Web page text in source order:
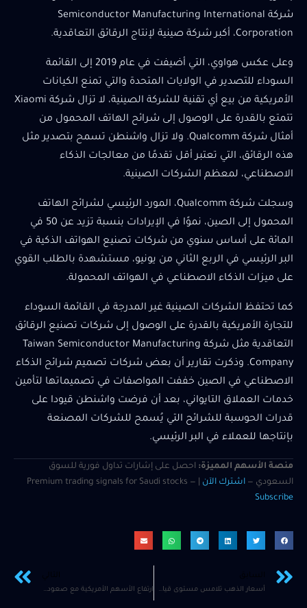
شركة Semiconductor Manufacturing International
Corporation، أكبر شركة صينية لإنتاج الرقائق التعاقدية.
وعلى عكس هواوي، التي أضيفت في عام 2019 إلى القائمة
السوداء للتصدير في الولايات المتحدة والتي تمنع الكيانات
الأمريكية من بيع أي تقنية للشركة الصينية، لا تزال شركة Xiaomi
تتمتع بالقدرة على الوصول إلى شرائح الهاتف المحمول من
أمثال شركة Qualcomm. ولا تزال واشنطن تسمح بتصدير مثل
هذه الرقائق، التي تعتبر أقل تقدمًا من معالجات الذكاء
الاصطناعي، لمعظم الشركات الصينية.
وسجلت شركة Qualcomm، المورد الرئيسي لشرائح الهاتف
المحمول إلى الصين، نموًا في الإيرادات بنسبة تزيد عن 50 في
المائة على أساس سنوي من شركات تصنيع الهواتف الذكية في
البر الرئيسي في الربع الثاني من يونيو، مستشهدة بالطلب القوي
على ميزات الذكاء الاصطناعي في الهواتف المحمولة.
كما تحتفظ الشركات الصينية غير المدرجة في القائمة السوداء
للتجارة الأمريكية بالقدرة على الوصول إلى شركات تصنيع الرقائق
التعاقدية مثل شركة Taiwan Semiconductor Manufacturing
Company. وذكرت تقارير أن بعض شركات تصميم شرائح الذكاء
الاصطناعي في الصين خففت المواصفات في تصميماتها لتأمين
خدمات العملاق التايواني، بعد أن فرضت واشنطن قيودا على
قدرات الحوسبة للشرائح التي يُسمح للشركات المصنعة
بإنتاجها للعملاء في البر الرئيسي.
منصة الأسهم المميزة: احصل على إشارات تداول فورية للسوق
السعودي — اشترك الآن
Subscribe
أسعار الذهب تلامس مستوى قياسيا مرتفعا جديدا مع اقتراب الانتخابات الأميركية والبيانات الاقتصادية ارتفاع الأسهم الأمريكية مع صعود سهم أمازون وضعف الرواتب يعزز رهانات خفض أسعار الفائدة من جانب بنك الاحتياطي الفيدرالي